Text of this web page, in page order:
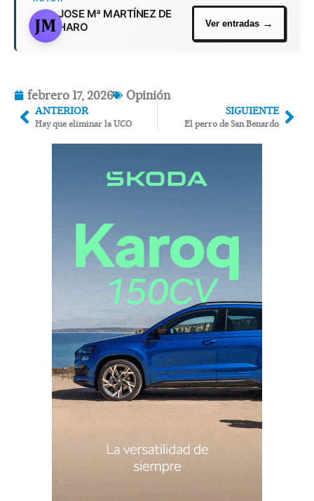
JOSE Mª MARTÍNEZ DE
HARO
febrero 17, 2026 Opinión
ANTERIOR
Hay que eliminar la UCO
SIGUIENTE
El perro de San Benardo